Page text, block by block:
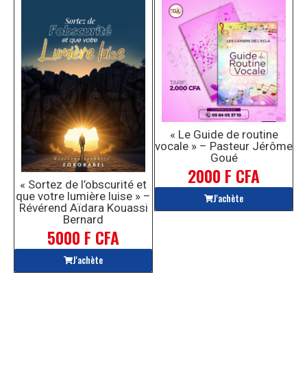
« Sortez de l’obscurité et
que votre lumière luise » –
Révérend Aïdara Kouassi
Bernard
5000 F CFA
J'achète
« Le Guide de routine
vocale » – Pasteur Jérôme
Goué
2000 F CFA
J'achète